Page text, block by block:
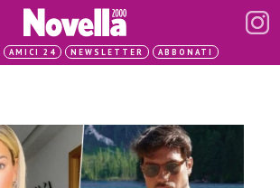
AMICI 24 NEWSLETTER ABBONATI